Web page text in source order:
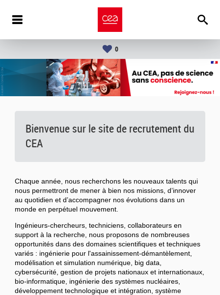
0
Bienvenue sur le site de recrutement du
CEA
Chaque année, nous recherchons les nouveaux talents qui
nous permettront de mener à bien nos missions, d’innover
au quotidien et d’accompagner nos évolutions dans un
monde en perpétuel mouvement.
Ingénieurs-chercheurs, techniciens, collaborateurs en
support à la recherche, nous proposons de nombreuses
opportunités dans des domaines scientifiques et techniques
variés : ingénierie pour l'assainissement-démantèlement,
modélisation et simulation numérique, big data,
cybersécurité, gestion de projets nationaux et internationaux,
bio-informatique, ingénierie des systèmes nucléaires,
développement technologique et intégration, système